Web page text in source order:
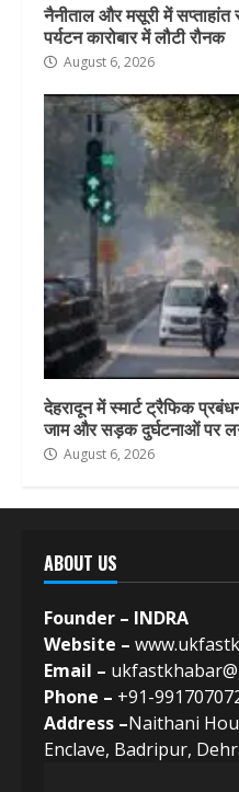
नैनीताल और मसूरी में
पर्यटन कारोबार में लौटी रौनक
August 6, 2026
देहरादून में स्मार्ट ट्रैफिक
जाम और सड़क दुर्घटनाओं पर
August 6, 2026
ABOUT US
Founder – INDRA
Website –
Email –
Phone – +91-
Address –Naithani
Enclave, Badripur,